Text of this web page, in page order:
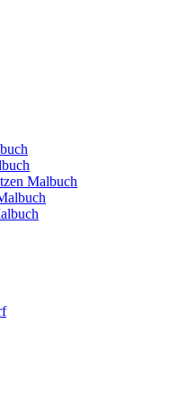
Malbuch